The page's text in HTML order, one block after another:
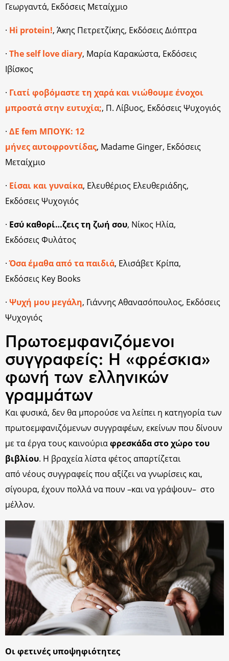
Γεωργαντά, Εκδόσεις Μεταίχμιο
· Hi protein!, Άκης Πετρετζίκης, Εκδόσεις Διόπτρα
· The self love diary, Μαρία Καρακώστα, Εκδόσεις
Ιβίσκος
· Γιατί φοβόμαστε τη χαρά και νιώθουμε ένοχοι
μπροστά στην ευτυχία;, Π. Λίβυος, Εκδόσεις Ψυχογιός
· ΔΕ fem ΜΠΟΥΚ: 12
μήνες αυτοφροντίδας, Madame Ginger, Εκδόσεις
Μεταίχμιο
· Είσαι και γυναίκα, Ελευθέριος Ελευθεριάδης,
Εκδόσεις Ψυχογιός
· Εσύ καθορί…ζεις τη ζωή σου, Νίκος Ηλία,
Εκδόσεις Φυλάτος
·Όσα έμαθα από τα παιδιά, Ελισάβετ Κρίπα,
Εκδόσεις Key Books
· Ψυχή μου μεγάλη, Γιάννης Αθανασόπουλος, Εκδόσεις
Ψυχογιός
Πρωτοεμφανιζόμενοι
συγγραφείς: Η «φρέσκια»
φωνή των ελληνικών
γραμμάτων
Και φυσικά, δεν θα μπορούσε να λείπει η κατηγορία των
πρωτοεμφανιζόμενων συγγραφέων, εκείνων που δίνουν
με τα έργα τους καινούριαφρεσκάδα στο χώρο του
βιβλίου. Η βραχεία λίστα φέτος απαρτίζεται
από νέους συγγραφείς που αξίζει να γνωρίσεις και,
σίγουρα, έχουν πολλά να πουν –και να γράψουν– στο
μέλλον.
Οι φετινές υποψηφιότητες